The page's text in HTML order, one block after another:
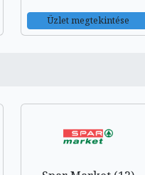
Üzlet megtekintése